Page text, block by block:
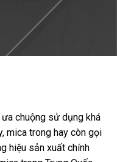
chuộng sử dụng khá
mica trong hay còn gọi
hiệu sản xuất chính